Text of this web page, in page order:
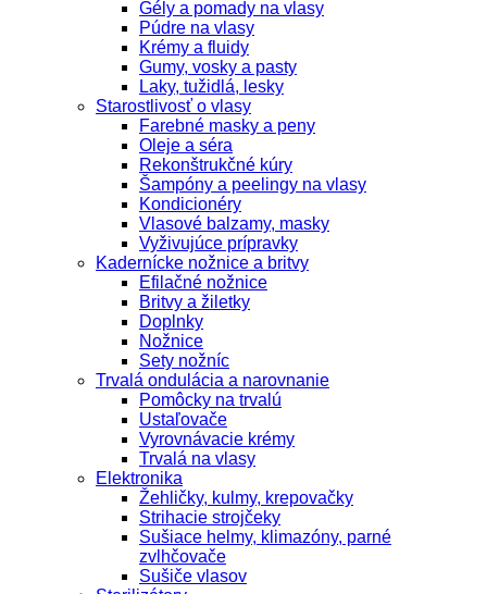
Gély a pomady na vlasy
Púdre na vlasy
Krémy a fluidy
Gumy, vosky a pasty
Laky, tužidlá, lesky
Starostlivosť o vlasy
Farebné masky a peny
Oleje a séra
Rekonštrukčné kúry
Šampóny a peelingy na vlasy
Kondicionéry
Vlasové balzamy, masky
Vyživujúce prípravky
Kadernícke nožnice a britvy
Efilačné nožnice
Britvy a žiletky
Doplnky
Nožnice
Sety nožníc
Trvalá ondulácia a narovnanie
Pomôcky na trvalú
Ustaľovače
Vyrovnávacie krémy
Trvalá na vlasy
Elektronika
Žehličky, kulmy, krepovačky
Strihacie strojčeky
Sušiace helmy, klimazóny, parné
zvlhčovače
Sušiče vlasov